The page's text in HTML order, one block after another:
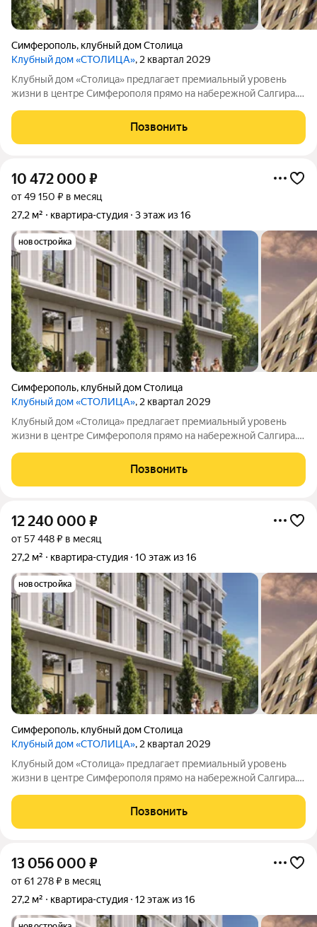
Симферополь, клубный дом Столица
Клубный дом «СТОЛИЦА», 2 квартал 2029
Клубный дом «Столица» предлагает премиальный уровень
жизни в центре Симферополя прямо на набережной Салгира.
особый образ жизни и соответствующее окружение.
Девелопер «ИнтерСтрой» представляет
Позвонить
10 472 000 ₽
от 49 150 ₽ в месяц
27,2 м²
квартира-студия 3 этаж из 16
новостройка
Симферополь, клубный дом Столица
Клубный дом «СТОЛИЦА», 2 квартал 2029
Клубный дом «Столица» предлагает премиальный уровень
жизни в центре Симферополя прямо на набережной Салгира.
особый образ жизни и соответствующее окружение.
Девелопер «ИнтерСтрой» представил в
Позвонить
12 240 000 ₽
от 57 448 ₽ в месяц
27,2 м²
квартира-студия 10 этаж из 16
новостройка
Симферополь, клубный дом Столица
Клубный дом «СТОЛИЦА», 2 квартал 2029
Клубный дом «Столица» предлагает премиальный уровень
жизни в центре Симферополя прямо на набережной Салгира.
особый образ жизни и соответствующее окружение.
Позвонить
13 056 000 ₽
от 61 278 ₽ в месяц
27,2 м²
квартира-студия 12 этаж из 16